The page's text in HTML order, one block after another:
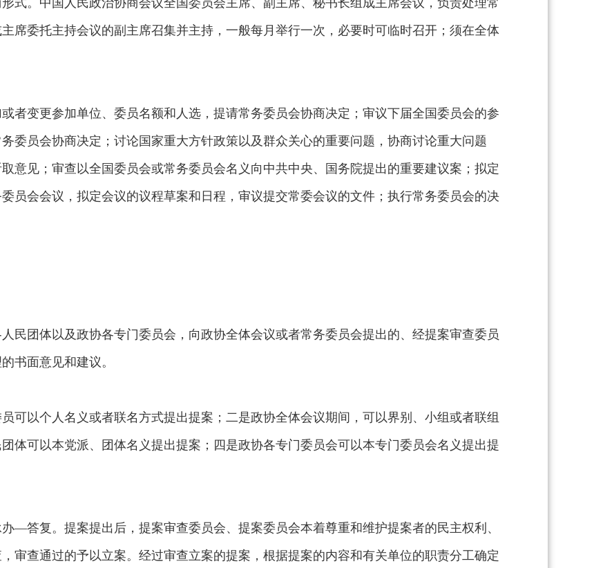
式。中国人民政治协商会议全国委员会主席、副主席、秘书长组成主席会议，负责处理常
席委托主持会议的副主席召集并主持，一般每月举行一次，必要时可临时召开；须在全体
者变更参加单位、委员名额和人选，提请常务委员会协商决定；审议下届全国委员会的参
委员会协商决定；讨论国家重大方针政策以及群众关心的重要问题，协商讨论重大问题
意见；审查以全国委员会或常务委员会名义向中共中央、国务院提出的重要建议案；拟定
员会会议，拟定会议的议程草案和日程，审议提交常委会议的文件；执行常务委员会的决
民团体以及政协各专门委员会，向政协全体会议或者常务委员会提出的、经提案审查委员
书面意见和建议。
可以个人名义或者联名方式提出提案；二是政协全体会议期间，可以界别、小组或者联组
体可以本党派、团体名义提出提案；四是政协各专门委员会可以本专门委员会名义提出提
答复。提案提出后，提案审查委员会、提案委员会本着尊重和维护提案者的民主权利、
审查通过的予以立案。经过审查立案的提案，根据提案的内容和有关单位的职责分工确定